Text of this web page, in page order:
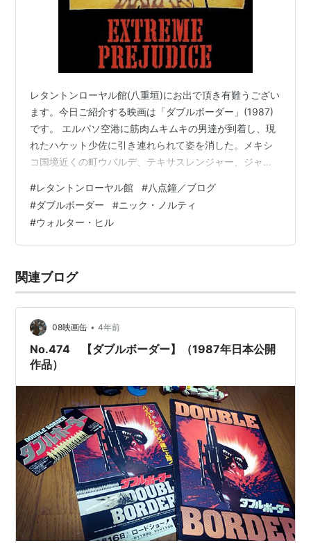
ウィリアム・フォーサイス
テキサス州とメキシコの国境沿いに、突如謎の独立王国
多くの傭兵や財を貯め込み始めた。近くの町ウバルティ
で保安官をしているジャックは、王国のボスがかつての
親友キャッシュだと知る。一方、ハケット少佐率いる特
殊部隊隊員たちが、王国のルートを絶つべく現地に潜入
する。
『48時間』で大ヒットを飛ばしたウォルター・ヒルと
ニック・ノルティが再び組んだ、大作アクション映画。
現代版西部劇といった男らしさ満点な内容。製作は『ラ
楽は同シリーズのジェリー・ゴールドスミスが担当し、
バンチ』を髣髴とさせる大銃撃戦へと雪崩れ込むが、映
画は批評・興行的にも失敗してしまう。
予告編
レタントンローヤル館(八重垣)にお出で頂き有難うござい
ます。今日ご紹介する映画は「ダブルボーダー」(1987)
です。 エルパソ空港に筋肉ムキムキの男達が到着し、現
れたハケット少佐に引き連れられて姿を消した。メキシ
コ国境近くの町ウバルデ、テキサスレンジャー、ジャッ
いた。その組織のボス、キャッシュはその昔ジャックの
友人だった。ハケット少佐達もキャッシュの組織を潰そ
うと画策していたが、その計画には裏があった… 「ドラ
イバー」「48時間」のウォルター・ヒル監督作品です。
作品はなかなか良いと思います。…
#レタントンローヤル館 #八点鐘／ブログ
#ダブルボーダー #ニック・ノルティ
#ウォルター・ヒル
関連ブログ
08映画缶 • 4年前
No.474 【ダブルボーダー】（1987年日本公開
作品）